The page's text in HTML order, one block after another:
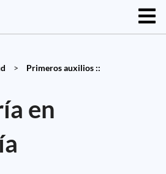
> Primeros auxilios ::
en